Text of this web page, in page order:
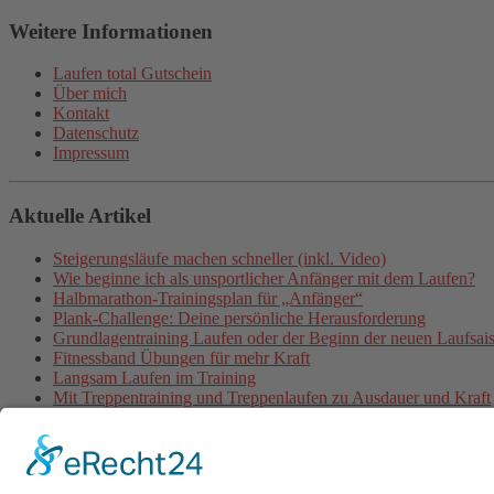
Weitere Informationen
Laufen total Gutschein
Über mich
Kontakt
Datenschutz
Impressum
Aktuelle Artikel
Steigerungsläufe machen schneller (inkl. Video)
Wie beginne ich als unsportlicher Anfänger mit dem Laufen?
Halbmarathon-Trainingsplan für „Anfänger“
Plank-Challenge: Deine persönliche Herausforderung
Grundlagentraining Laufen oder der Beginn der neuen
Fitnessband Übungen für mehr Kraft
Langsam Laufen im Training
Mit Treppentraining und Treppenlaufen zu Ausdauer und Kraft